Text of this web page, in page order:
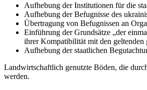
Aufhebung der Institutionen für die
Aufhebung der Befugnisse des
Übertragung von Befugnissen an
Einführung der Grundsätze „der
ihrer Kompatibilität mit den geltenden
Aufhebung der staatlichen
Landwirtschaftlich genutzte Böden, die
werden.